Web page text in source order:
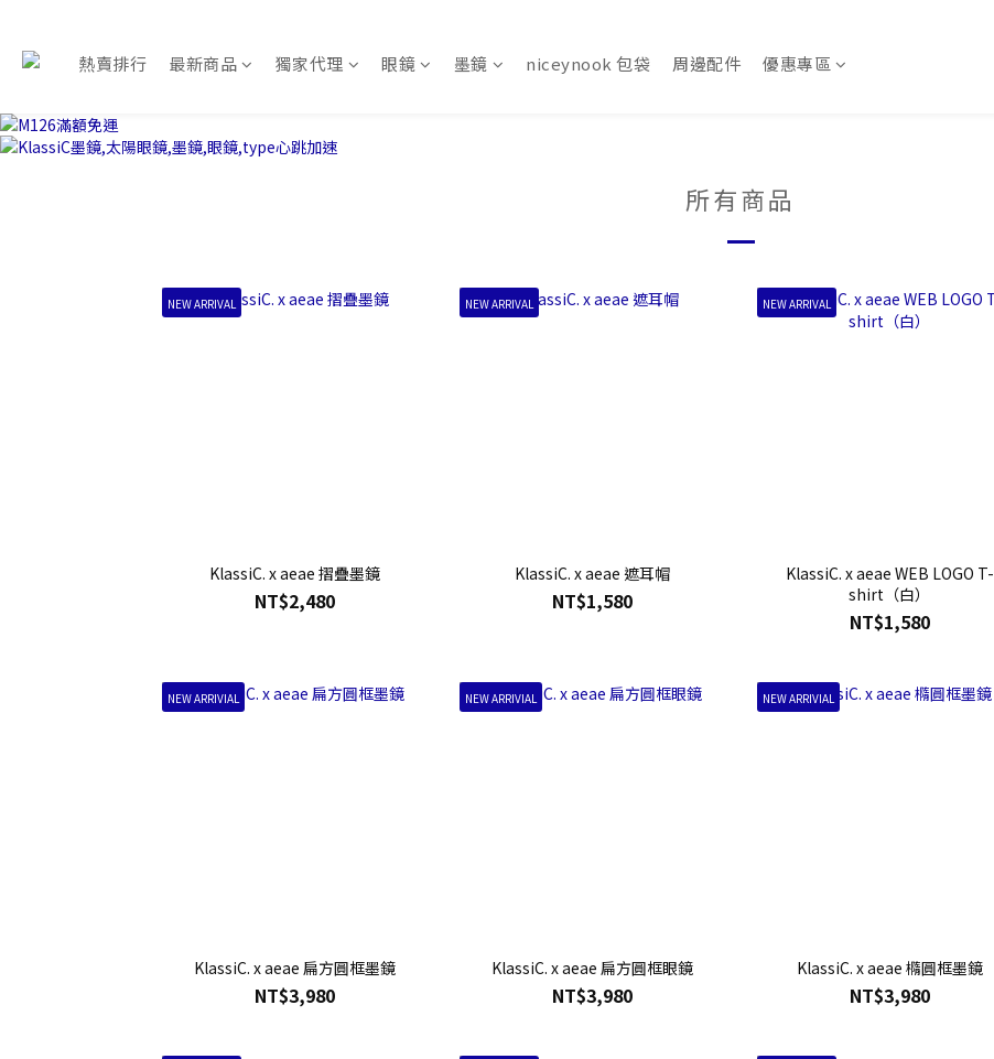
熱賣排行 最新商品 獨家代理 眼鏡 墨鏡 niceynook 包袋 周邊配件 優惠專區
所有商品
NEW ARRIVAL
KlassiC. x aeae 摺疊墨鏡
NT$2,480
NEW ARRIVAL
KlassiC. x aeae 遮耳帽
NT$1,580
NEW ARRIVAL
KlassiC. x aeae WEB LOGO T-
shirt（白）
NT$1,580
NEW ARRIVIAL
KlassiC. x aeae 扁方圓框墨鏡
NT$3,980
NEW ARRIVIAL
KlassiC. x aeae 扁方圓框眼鏡
NT$3,980
NEW ARRIVIAL
KlassiC. x aeae 橢圓框墨鏡
NT$3,980